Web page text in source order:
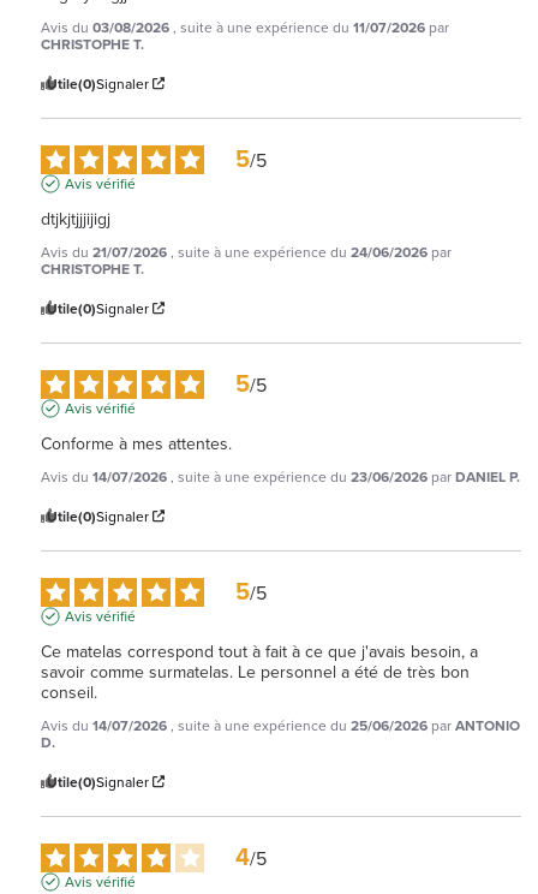
Avis du 03/08/2026, suite à une expérience du 11/07/2026 par
CHRISTOPHE T.
Utile(0)Signaler
5/5
Avis vérifié
dtjkjtjjjijigj
Avis du 21/07/2026, suite à une expérience du 24/06/2026 par
CHRISTOPHE T.
Utile(0)Signaler
5/5
Avis vérifié
Conforme à mes attentes.
Avis du 14/07/2026, suite à une expérience du 23/06/2026 parDANIEL P.
Utile(0)Signaler
5/5
Avis vérifié
Ce matelas correspond tout à fait à ce que j'avais besoin, a
savoir comme surmatelas. Le personnel a été de très bon
conseil.
Avis du 14/07/2026, suite à une expérience du 25/06/2026 parANTONIO
D.
Utile(0)Signaler
4/5
Avis vérifié